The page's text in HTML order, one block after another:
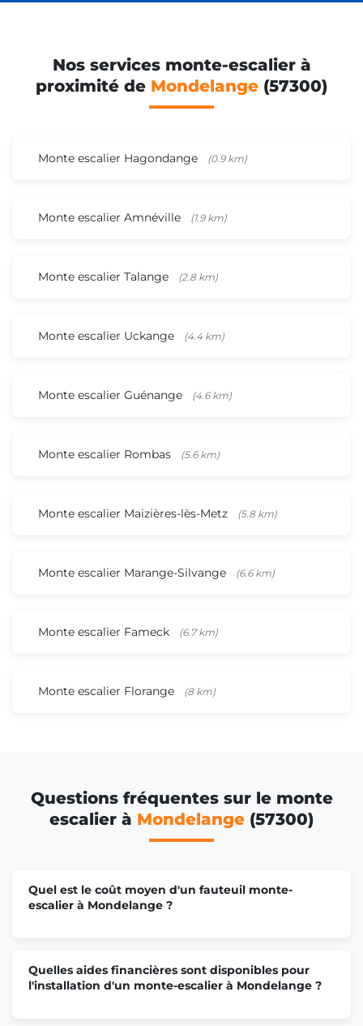
Nos services monte-escalier à
proximité de Mondelange (57300)
Monte escalier Hagondange (0.9 km)
Monte escalier Amnéville (1.9 km)
Monte escalier Talange (2.8 km)
Monte escalier Uckange (4.4 km)
Monte escalier Guénange (4.6 km)
Monte escalier Rombas (5.6 km)
Monte escalier Maizières-lès-Metz (5.8 km)
Monte escalier Marange-Silvange (6.6 km)
Monte escalier Fameck (6.7 km)
Monte escalier Florange (8 km)
Questions fréquentes sur le monte
escalier à Mondelange (57300)
Quel est le coût moyen d'un fauteuil monte-
escalier à Mondelange ?
Quelles aides financières sont disponibles pour
l'installation d'un monte-escalier à Mondelange ?